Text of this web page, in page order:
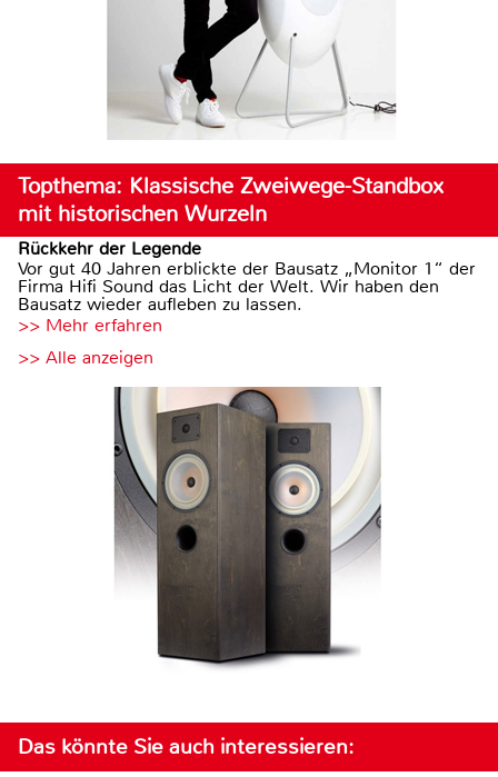
Topthema: Klassische Zweiwege-Standbox
mit historischen Wurzeln
Rückkehr der Legende
Vor gut 40 Jahren erblickte der Bausatz „Monitor 1“ der
Firma Hifi Sound das Licht der Welt. Wir haben den
Bausatz wieder aufleben zu lassen.
>> Mehr erfahren
>> Alle anzeigen
Das könnte Sie auch interessieren: